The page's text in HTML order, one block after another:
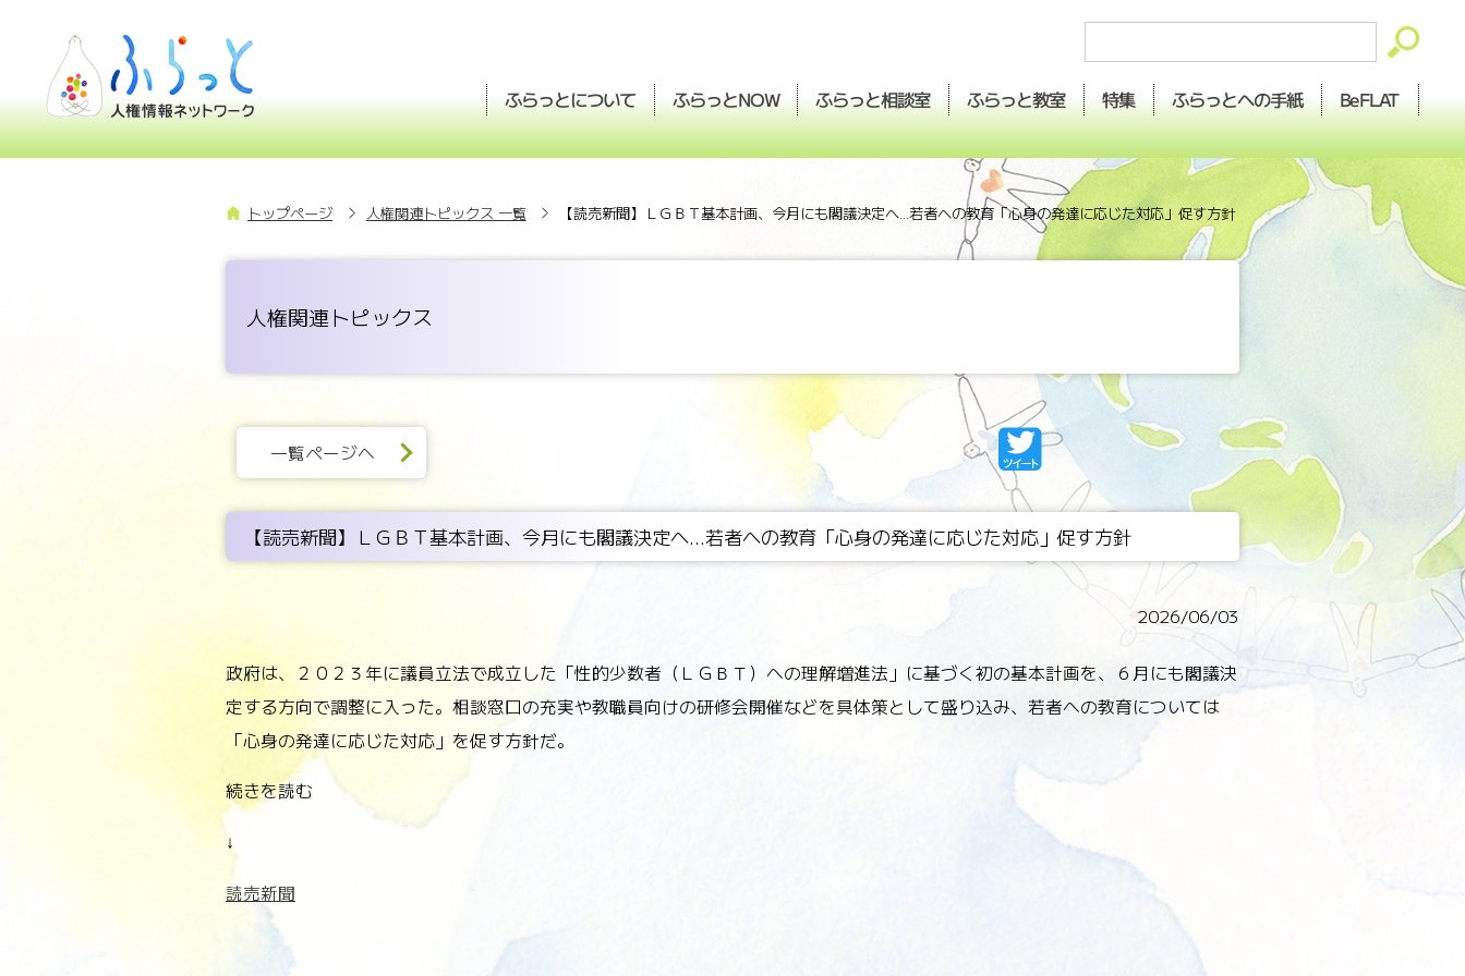
ふらっとについて ふらっとNOW ふらっと相談室 ふらっと教室 特集 ふらっとへの手紙 BeFLAT
トップページ 人権関連トピックス 一覧 【読売新聞】ＬＧＢＴ基本計画、今月にも閣議決定へ...若者への教育「心身の発達に応じた対応」促す方針
人権関連トピックス
一覧ページへ
【読売新聞】ＬＧＢＴ基本計画、今月にも閣議決定へ...若者への教育「心身の発達に応じた対応」促す方針
2026/06/03
政府は、２０２３年に議員立法で成立した「性的少数者（ＬＧＢＴ）への理解増進法」に基づく初の基本計画を、６月にも閣議決
定する方向で調整に入った。相談窓口の充実や教職員向けの研修会開催などを具体策として盛り込み、若者への教育については
「心身の発達に応じた対応」を促す方針だ。
続きを読む
↓
読売新聞